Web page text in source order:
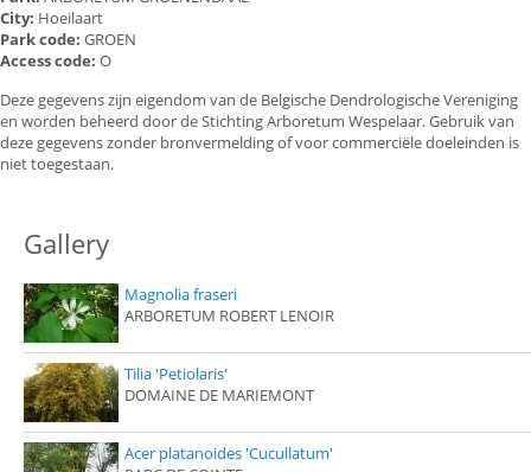
City: Hoeilaart
Park code: GROEN
Access code: O
Deze gegevens zijn eigendom van de Belgische Dendrologische Vereniging
en worden beheerd door de Stichting Arboretum Wespelaar. Gebruik van
deze gegevens zonder bronvermelding of voor commerciële doeleinden is
niet toegestaan.
Gallery
Magnolia fraseri
ARBORETUM ROBERT LENOIR
Tilia 'Petiolaris'
DOMAINE DE MARIEMONT
Acer platanoides 'Cucullatum'